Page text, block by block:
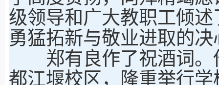
级领导和广大教职工倾
勇猛拓新与敬业进取的
郑有良作了祝酒词。
都江堰校区，隆重举行